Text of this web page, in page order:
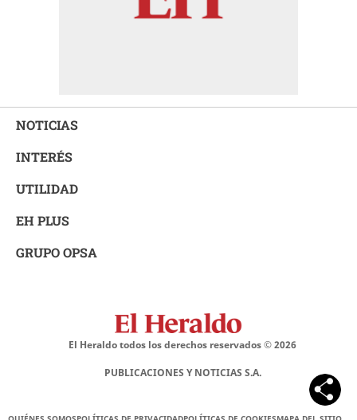
NOTICIAS
INTERÉS
UTILIDAD
EH PLUS
GRUPO OPSA
El Heraldo todos los derechos reservados ©2026
PUBLICACIONES Y NOTICIAS S.A.